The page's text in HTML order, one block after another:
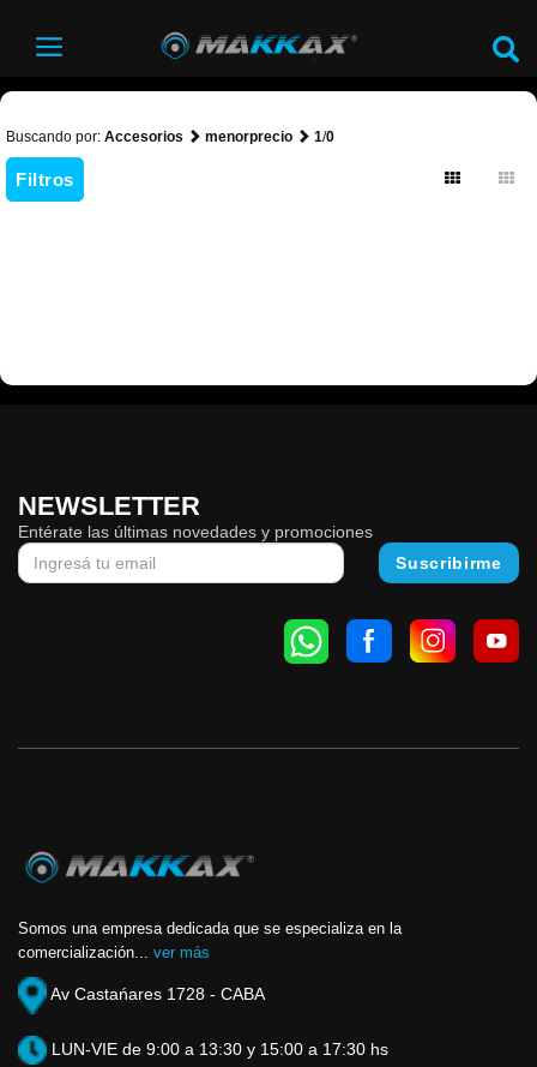
Buscando por: Accesorios menorprecio 1/0
Filtros
NEWSLETTER
Entérate las últimas novedades y promociones
Somos una empresa dedicada que se especializa en la
comercialización... ver más
Av Castańares 1728 - CABA
LUN-VIE de 9:00 a 13:30 y 15:00 a 17:30 hs